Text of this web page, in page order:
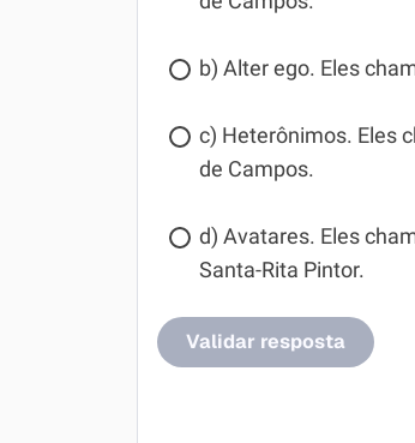
b) Alter ego. Eles
c) Heterônimos. Eles
de Campos.
d) Avatares. Eles
Santa-Rita Pintor.
Validar resposta